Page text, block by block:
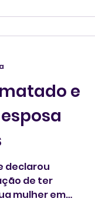
e
declarou
de ter
mulher em